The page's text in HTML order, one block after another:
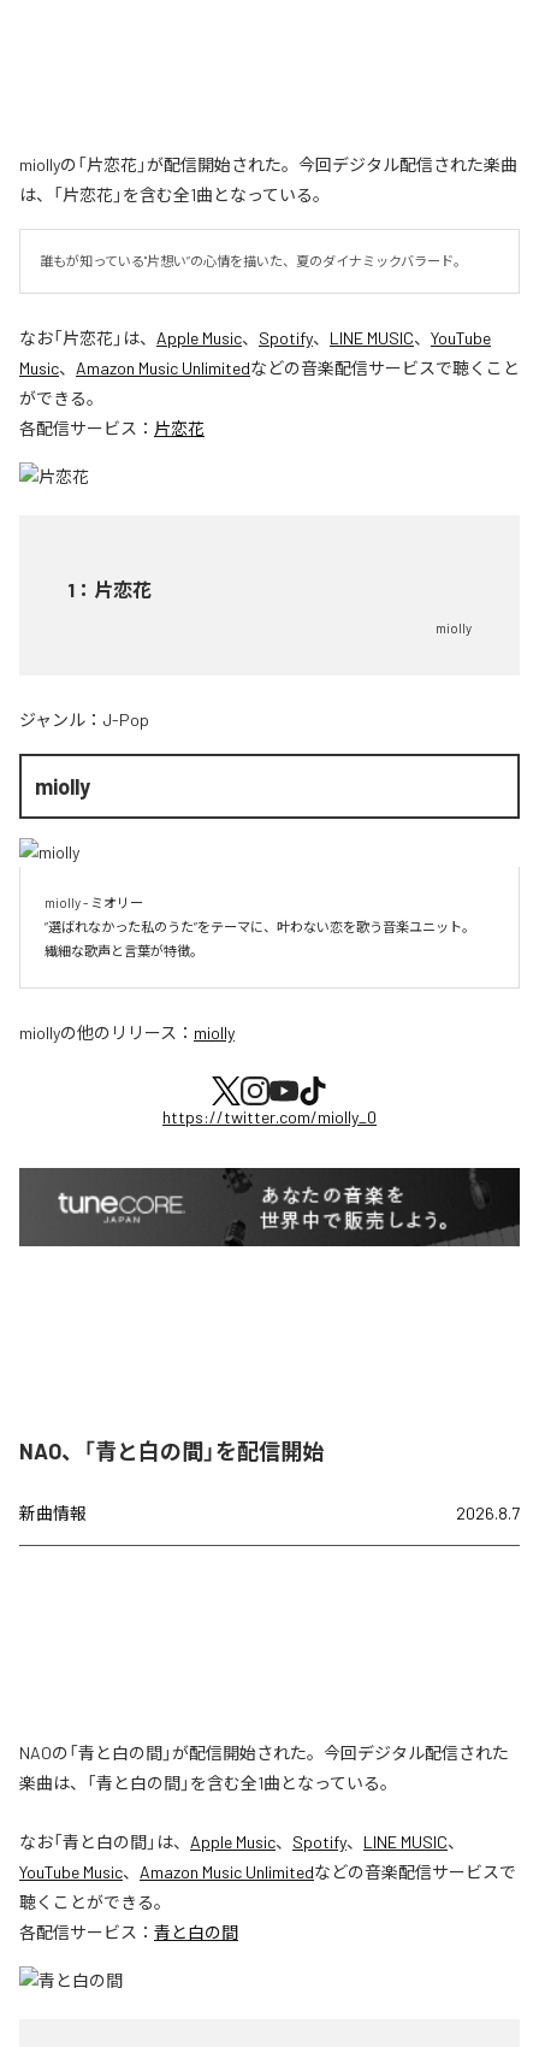
miollyの「片恋花」が配信開始された。今回デジタル配信された楽曲
は、「片恋花」を含む全1曲となっている。
誰もが知っている"片想い”の心情を描いた、夏のダイナミックバラード。
なお「片恋花」は、 Apple Music、 Spotify、 LINE MUSIC、 YouTube
Music、 Amazon Music Unlimitedなどの音楽配信サービスで聴くこと
ができる。
各配信サービス： 片恋花
1 ： 片恋花
miolly
ジャンル： J-Pop
miolly
miolly - ミオリー
”選ばれなかった私のうた”をテーマに、叶わない恋を歌う音楽ユニット。
miollyの他のリリース： miolly
https://twitter.com/miolly_0
NAO、「青と白の間」を配信開始
新曲情報 2026.8.7
NAOの「青と白の間」が配信開始された。今回デジタル配信された
楽曲は、「青と白の間」を含む全1曲となっている。
なお「青と白の間」は、 Apple Music、 Spotify、 LINE MUSIC、
YouTube Music、 Amazon Music Unlimitedなどの音楽配信サービスで
聴くことができる。
各配信サービス： 青と白の間